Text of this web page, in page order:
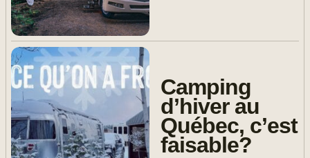
Camping
d’hiver au
Québec, c’est
faisable?